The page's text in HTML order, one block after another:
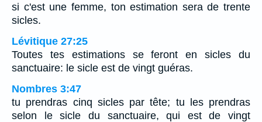
si c'est une femme, ton estimation sera de trente
sicles.
Lévitique 27:25
Toutes tes estimations se feront en sicles du
sanctuaire: le sicle est de vingt guéras.
Nombres 3:47
tu prendras cinq sicles par tête; tu les prendras
selon le sicle du sanctuaire, qui est de vingt